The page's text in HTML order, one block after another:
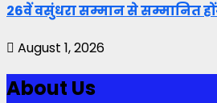
26वें वसुंधरा सम्मान से सम्मानित
August 1, 2026
About Us